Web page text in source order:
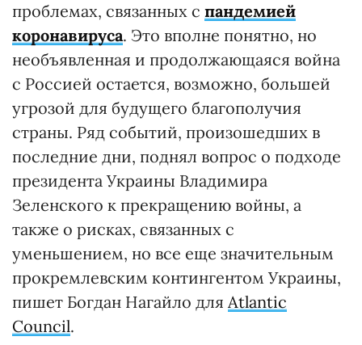
проблемах, связанных с пандемией
коронавируса. Это вполне понятно, но
необъявленная и продолжающаяся война
с Россией остается, возможно, большей
угрозой для будущего благополучия
страны. Ряд событий, произошедших в
последние дни, поднял вопрос о подходе
президента Украины Владимира
Зеленского к прекращению войны, а
также о рисках, связанных с
уменьшением, но все еще значительным
прокремлевским контингентом Украины,
пишет Богдан Нагайло для Atlantic
Council.